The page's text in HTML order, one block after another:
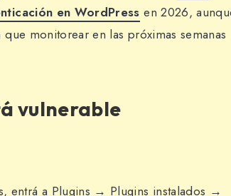
en WordPress en 2026,
monitorear en las próximas semanas
vulnerable
entrá a Plugins → Plugins instalados →